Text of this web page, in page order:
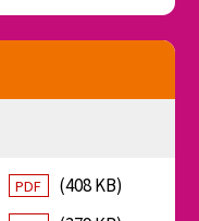
PDF
(408 KB)